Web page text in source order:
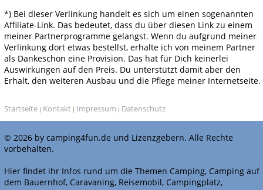
*) Bei dieser Verlinkung handelt es sich um einen sogenannten
Affiliate-Link. Das bedeutet, dass du über diesen Link zu einem
meiner Partnerprogramme gelangst. Wenn du aufgrund meiner
Verlinkung dort etwas bestellst, erhalte ich von meinem Partner
als Dankeschön eine Provision. Das hat für Dich keinerlei
Auswirkungen auf den Preis. Du unterstützt damit aber den
Erhalt, den weiteren Ausbau und die Pflege meiner Internetseite.
Startseite | Kontakt | Impressum | Datenschutz
© 2026 by camping4fun.de und Lizenzgebern. Alle Rechte
vorbehalten.
Hier findet ihr Infos rund um die Themen Camping, Camping auf
dem Bauernhof, Caravaning, Reisemobil, Campingplatz,